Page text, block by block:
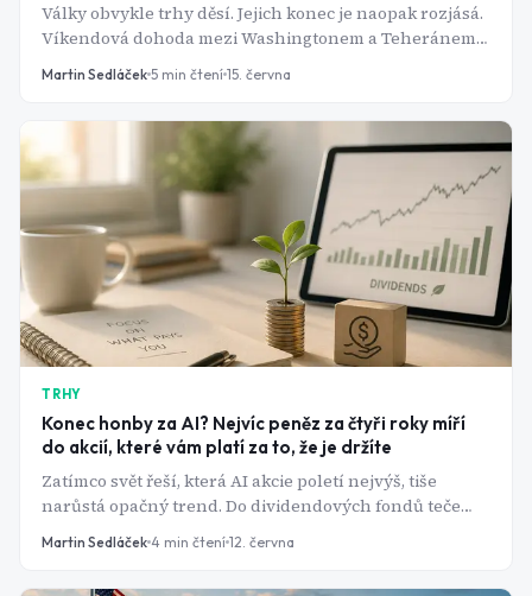
Války obvykle trhy děsí. Jejich konec je naopak rozjásá.
Víkendová dohoda mezi Washingtonem a Teheránem
ukázala, jak rychle dokáže jediná zpráva přepsat
Martin Sedláček 5 min čtení 15. června
TRHY
Konec honby za AI? Nejvíc peněz za čtyři roky míří
do akcií, které vám platí za to, že je držíte
Zatímco svět řeší, která AI akcie poletí nejvýš, tiše
narůstá opačný trend. Do dividendových fondů teče
nejvíc peněz za čtyři roky a jeden z nich poráží jak S&P
Martin Sedláček 4 min čtení 12. června